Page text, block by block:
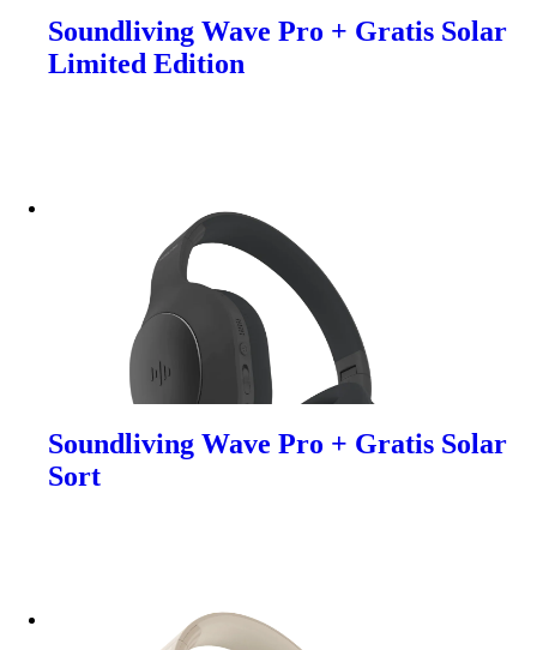
Soundliving Wave Pro + Gratis Solar
Limited Edition
Soundliving Wave Pro + Gratis Solar
Sort